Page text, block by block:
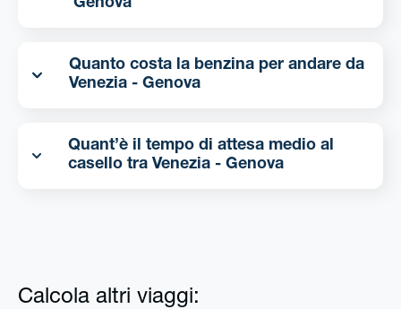
Genova
Quanto costa la benzina per andare da
Venezia - Genova
Quant’è il tempo di attesa medio al
casello tra Venezia - Genova
Calcola altri viaggi: